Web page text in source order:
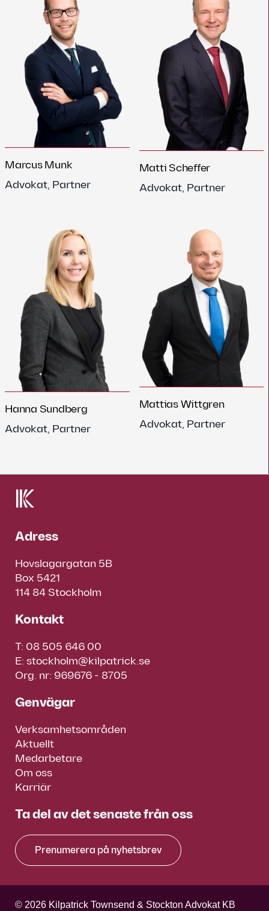
Marcus Munk
Advokat, Partner
Matti Scheffer
Advokat, Partner
Hanna Sundberg
Advokat, Partner
Mattias Wittgren
Advokat, Partner
Adress
Hovslagargatan 5B
Box 5421
114 84 Stockholm
Kontakt
T: 08 505 646 00
E: stockholm@kilpatrick.se
Org. nr: 969676 - 8705
Genvägar
Verksamhetsområden
Aktuellt
Medarbetare
Om oss
Karriär
Ta del av det senaste från oss
Prenumerera på nyhetsbrev
© 2026 Kilpatrick Townsend & Stockton Advokat KB